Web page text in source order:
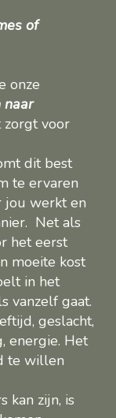
of
onze
naar
zorgt voor
dit best
te ervaren
jou werkt en
Net als
het eerst
moeite kost
in het
vanzelf gaat.
geslacht,
energie. Het
te willen
kan zijn, is